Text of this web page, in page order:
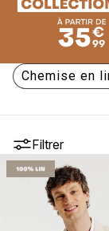
Chemise en
Filtrer